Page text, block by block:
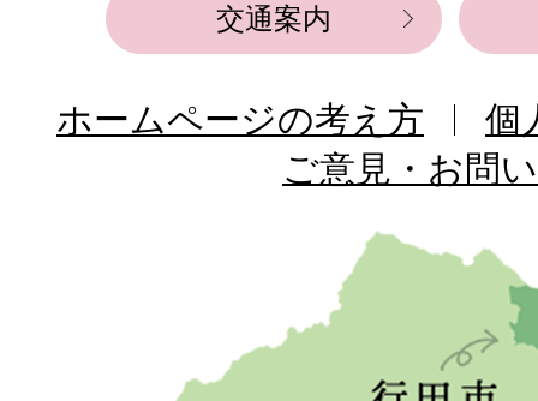
交通案内
ホームページの考え方
個
ご意見・お問